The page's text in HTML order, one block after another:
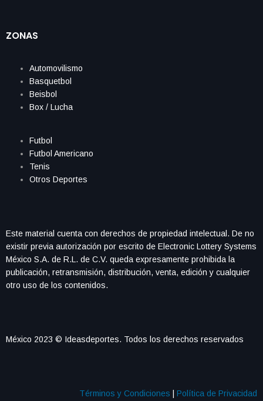
ZONAS
Automovilismo
Basquetbol
Beisbol
Box / Lucha
Futbol
Futbol Americano
Tenis
Otros Deportes
Este material cuenta con derechos de propiedad intelectual. De no
existir previa autorización por escrito de Electronic Lottery Systems
México S.A. de R.L. de C.V. queda expresamente prohibida la
publicación, retransmisión, distribución, venta, edición y cualquier
otro uso de los contenidos.
México 2023 © Ideasdeportes. Todos los derechos reservados
Términos y Condiciones Política de Privacidad